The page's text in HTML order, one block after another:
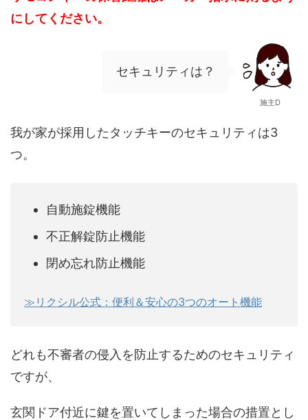
にしてください。
セキュリティは？
施主D
我が家が採用したタッチキーのセキュリティは3
つ。
自動施錠機能
不正解錠防止機能
閉め忘れ防止機能
≫リクシル公式：便利＆安心の3つのオート機能
どれも不審者の侵入を防止するためのセキュリティ
ですが、
玄関ドア付近に鍵を置いてしまった場合の措置とし